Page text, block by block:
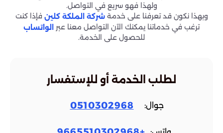
ولهذا فهو سريع في التواصل.
وبهذا نكون قد تعرفنا على خدمةشركة الملكة كلين فإذا كنت
ترغب في خدماتنا يمكنك الآن التواصل معنا عبر
الواتساب
للحصول على الخدمة.
لطلب الخدمة أو للإستفسار
جوال: 0510302968